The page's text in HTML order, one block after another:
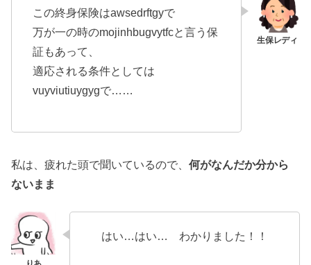
この終身保険はawsedrftgyで
万が一の時のmojinhbugvytfcと言う保
証もあって、
適応される条件としては
vuyviutiuygygで……
私は、疲れた頭で聞いているので、何がなんだか分から
ないまま
はい…はい… わかりました！！